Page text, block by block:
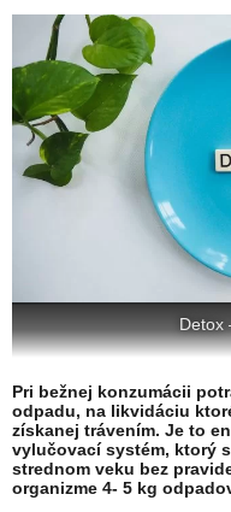
Detox
Pri bežnej konzumácii
odpadu, na likvidáciu
získanej trávením. Je to
vylučovací systém, ktorý
strednom veku bez
organizme 4- 5 kg